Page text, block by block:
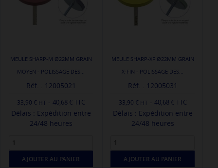
MEULE SHARP-M Ø22MM GRAIN
MOYEN - POLISSAGE DES...
Réf. : 12005021
33,90 € - 40,68 € TTC
Délais : Expédition entre
24/48 heures
AJOUTER AU PANIER
MEULE SHARP-XF Ø22MM GRAIN
X-FIN - POLISSAGE DES...
Réf. : 12005031
33,90 € - 40,68 € TTC
Délais : Expédition entre
24/48 heures
AJOUTER AU PANIER